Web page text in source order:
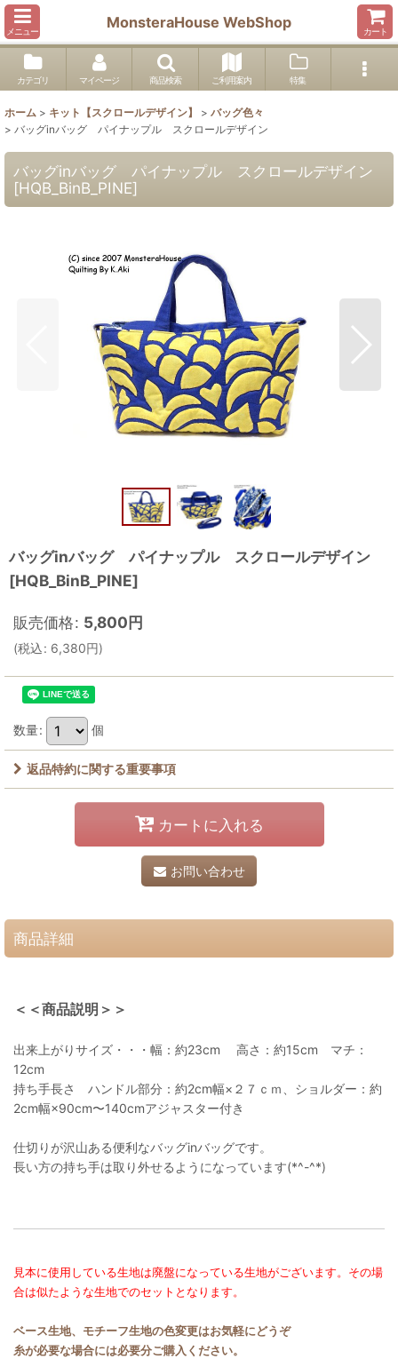
メニュー
MonsteraHouse WebShop
カート
カテゴリ マイページ 商品検索 ご利用案内 特集
ホーム > キット【スクロールデザイン】 > バッグ色々
> バッグinバッグ パイナップル スクロールデザイン
バッグinバッグ パイナップル スクロールデザイン
[HQB_BinB_PINE]
バッグinバッグ パイナップル スクロールデザイン
[HQB_BinB_PINE]
販売価格: 5,800円
(税込: 6,380円)
数量: 個
返品特約に関する重要事項
カートに入れる
お問い合わせ
商品詳細
＜＜商品説明＞＞
出来上がりサイズ・・・幅：約23cm 高さ：約15cm マチ：
12cm
持ち手長さ ハンドル部分：約2cm幅×２７ｃｍ、ショルダー：約
2cm幅×90cm〜140cmアジャスター付き
仕切りが沢山ある便利なバッグinバッグです。
長い方の持ち手は取り外せるようになっています(*^-^*)
見本に使用している生地は廃盤になっている生地がございます。その場
合は似たような生地でのセットとなります。
ベース生地、モチーフ生地の色変更はお気軽にどうぞ
糸が必要な場合には必要分ご購入ください。